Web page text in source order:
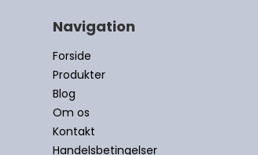
Navigation
Forside
Produkter
Blog
Om os
Kontakt
Handelsbetingelser